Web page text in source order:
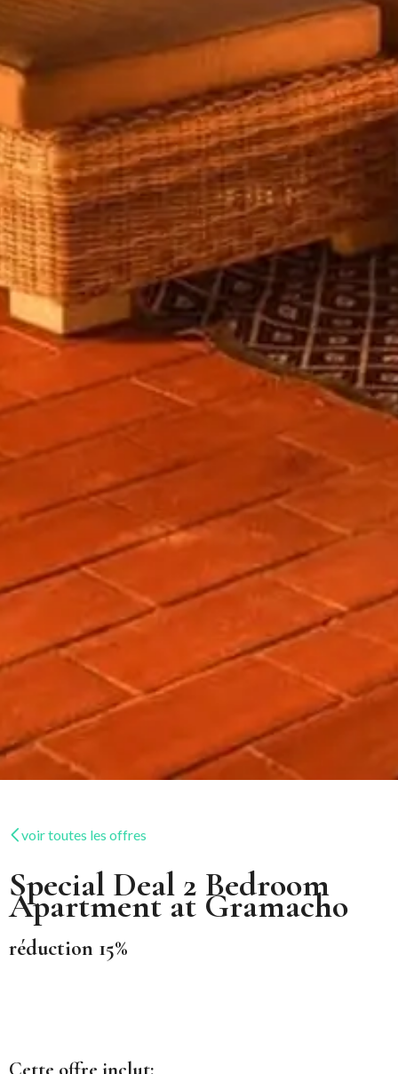
voir toutes les offres
Special Deal 2 Bedroom
Apartment at Gramacho
​​réduction 15%